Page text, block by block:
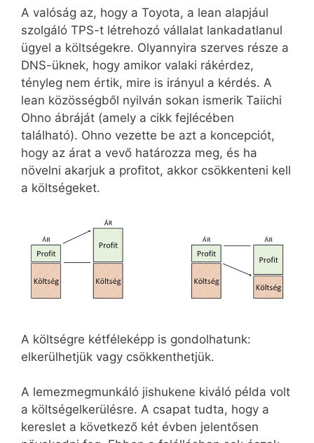
A valóság az, hogy a Toyota, a lean alapjául
szolgáló TPS-t létrehozó vállalat lankadatlanul
ügyel a költségekre. Olyannyira szerves része a
DNS-üknek, hogy amikor valaki rákérdez,
tényleg nem értik, mire is irányul a kérdés. A
lean közösségből nyilván sokan ismerik Taiichi
Ohno ábráját (amely a cikk fejlécében
található). Ohno vezette be azt a koncepciót,
hogy az árat a vevő határozza meg, és ha
növelni akarjuk a profitot, akkor csökkenteni kell
a költségeket.
A költségre kétféleképp is gondolhatunk:
elkerülhetjük vagy csökkenthetjük.
A lemezmegmunkáló jishukene kiváló példa volt
a költségelkerülésre. A csapat tudta, hogy a
kereslet a következő két évben jelentősen